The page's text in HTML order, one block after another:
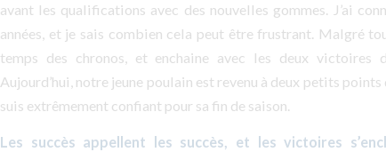
avant les qualifications avec des nouvelles gommes. J’ai
années, et je sais combien cela peut être frustrant. Malgré
temps des chronos, et enchaine avec les deux victoires
Aujourd’hui, notre jeune poulain est revenu à deux petits
suis extrêmement confiant pour sa fin de saison.
Les succès appellent les succès, et les victoires